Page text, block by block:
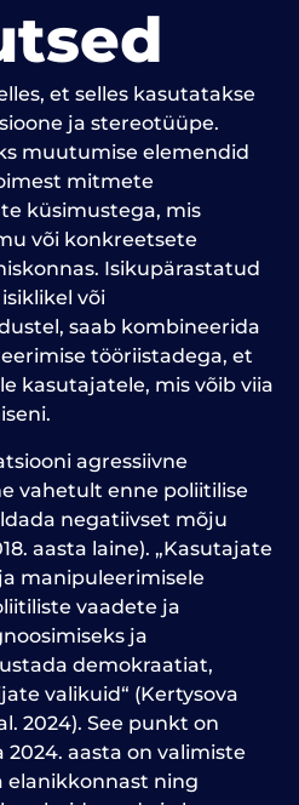
et selles kasutatakse
ja stereotüüpe.
muutumise elemendid
mitmete
küsimustega, mis
või konkreetsete
Isikupärastatud
või
saab kombineerida
tööriistadega, et
kasutajatele, mis võib viia
agressiivne
vahetult enne poliitilise
negatiivset mõju
aasta laine). „Kasutajate
manipuleerimisele
vaadete ja
ja
demokraatiat,
valikuid“ (Kertysova
2024). See punkt on
aasta on valimiste
elanikkonnast ning